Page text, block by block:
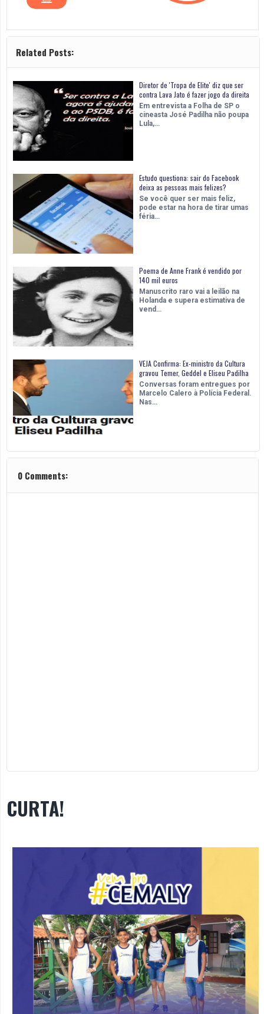
Related Posts:
Diretor de 'Tropa de Elite' diz que ser
contra Lava Jato é fazer jogo da direita
Em entrevista a Folha de SP o
cineasta José Padilha não poupa
Lula,…
Estudo questiona: sair do Facebook
deixa as pessoas mais felizes?
Se você quer ser mais feliz,
pode estar na hora de tirar umas
féria…
Poema de Anne Frank é vendido por
140 mil euros
Manuscrito raro vai a leilão na
Holanda e supera estimativa de
vend…
VEJA Confirma: Ex-ministro da Cultura
gravou Temer, Geddel e Eliseu Padilha
Conversas foram entregues por
Marcelo Calero à Polícia Federal.
Nas…
0 Comments:
CURTA!